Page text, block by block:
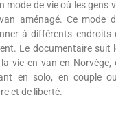
mode de vie où les gens
aménagé. Ce mode
à différents endroits
Le documentaire suit
vie en van en Norvège,
en solo, en couple
et de liberté.